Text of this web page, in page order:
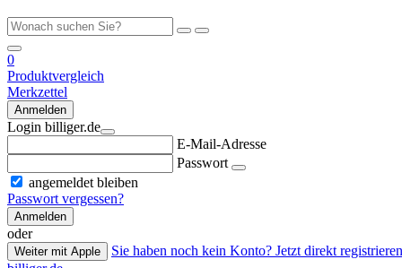
0
Produktvergleich
Merkzettel
Anmelden
Login billiger.de
E-Mail-Adresse
Passwort
angemeldet bleiben
Passwort vergessen?
Anmelden
oder
Weiter mit Apple
Sie haben noch kein Konto? Jetzt direkt